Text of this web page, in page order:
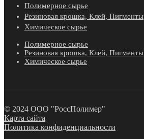
Полимерное сырье
Резиновая крошка, Клей, Пигменты
Химическое сырье
Полимерное сырье
Резиновая крошка, Клей, Пигменты
Химическое сырье
© 2024 ООО "РоссПолимер"
Карта сайта
Политика конфиденциальности